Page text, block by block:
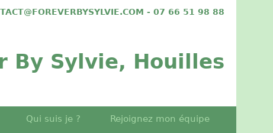
- 07 66 51 98 88
By Sylvie, Houilles
Qui suis je ? Rejoignez mon équipe